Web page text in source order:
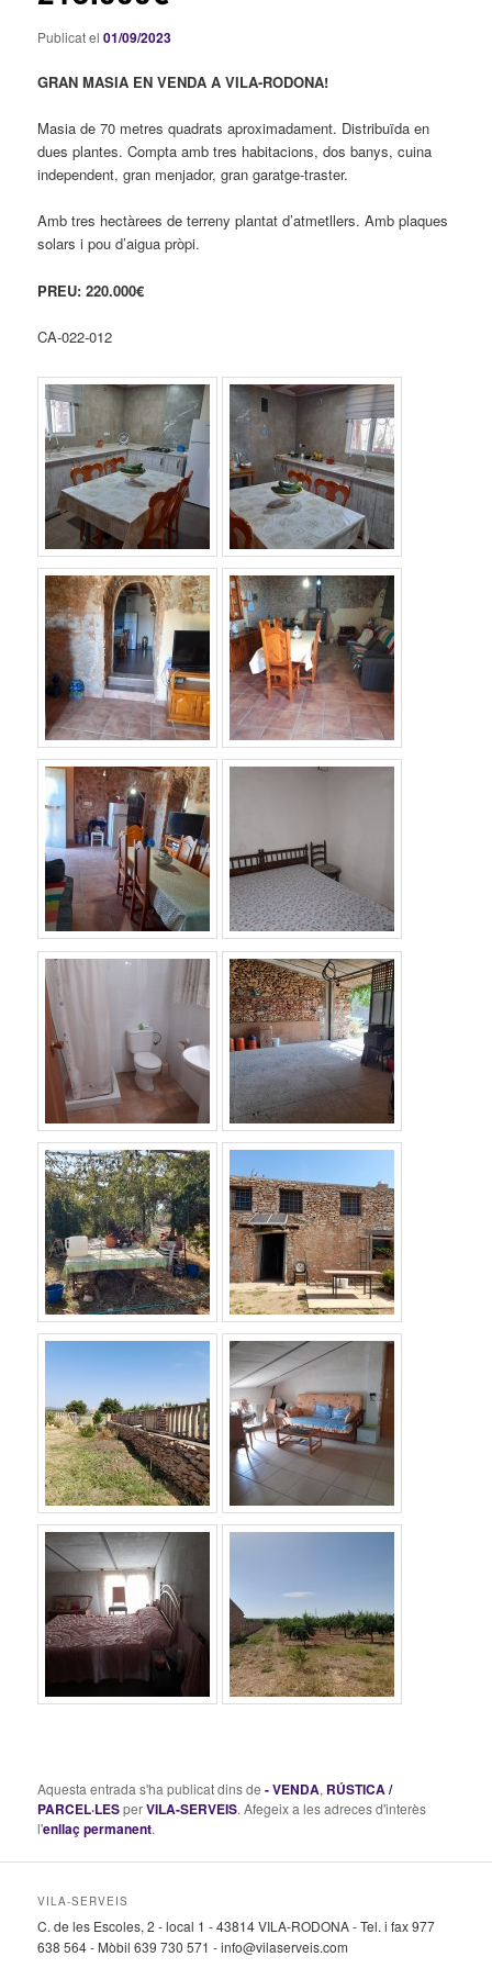
Publicat el01/09/2023
GRAN MASIA EN VENDA A VILA-RODONA!
Masia de 70 metres quadrats aproximadament. Distribuïda en
dues plantes. Compta amb tres habitacions, dos banys, cuina
independent, gran menjador, gran garatge-traster.
Amb tres hectàrees de terreny plantat d’atmetllers. Amb plaques
solars i pou d’aigua pròpi.
PREU: 220.000€
CA-022-012
Aquesta entrada s'ha publicat dins de- VENDA, RÚSTICA /
PARCEL·LESperVILA-SERVEIS. Afegeix a les adreces d'interès
l'enllaç permanent.
VILA-SERVEIS
C. de les Escoles, 2 - local 1 - 43814 VILA-RODONA - Tel. i fax 977
638 564 - Mòbil 639 730 571 - info@vilaserveis.com